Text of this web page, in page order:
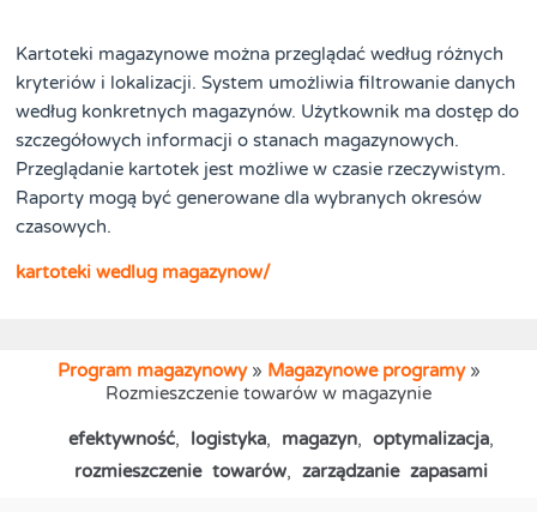
Kartoteki magazynowe można przeglądać według różnych
kryteriów i lokalizacji. System umożliwia filtrowanie danych
według konkretnych magazynów. Użytkownik ma dostęp do
szczegółowych informacji o stanach magazynowych.
Przeglądanie kartotek jest możliwe w czasie rzeczywistym.
Raporty mogą być generowane dla wybranych okresów
czasowych.
kartoteki wedlug magazynow/
Program magazynowy» Magazynowe programy»
Rozmieszczenie towarów w magazynie
efektywność, logistyka, magazyn, optymalizacja,
rozmieszczenie towarów, zarządzanie zapasami